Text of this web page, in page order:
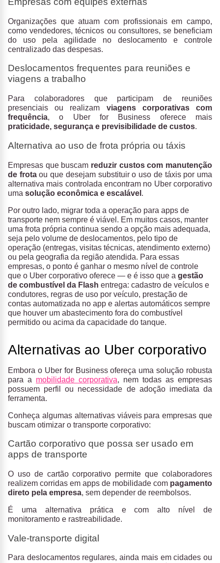
Organizações que atuam com profissionais em campo,
como vendedores, técnicos ou consultores, se beneficiam
do uso pela agilidade no deslocamento e controle
centralizado das despesas.
Deslocamentos frequentes para reuniões e
viagens a trabalho
Para colaboradores que participam de reuniões
presenciais ou realizam viagens corporativas com
frequência, o Uber for Business oferece mais
praticidade, segurança e previsibilidade de custos.
Alternativa ao uso de frota própria ou táxis
Empresas que buscam reduzir custos com manutenção
de frotaou que desejam substituir o uso de táxis por uma
alternativa mais controlada encontram no Uber corporativo
uma solução econômica e escalável .
Por outro lado, migrar toda a operação para apps de
transporte nem sempre é viável. Em muitos casos, manter
uma frota própria continua sendo a opção mais adequada,
seja pelo volume de deslocamentos, pelo tipo de
operação (entregas, visitas técnicas, atendimento externo)
ou pela geografia da região atendida. Para essas
empresas, o ponto é ganhar o mesmo nível de controle
que o Uber corporativo oferece — e é isso que a gestão
de combustível da Flash entrega: cadastro de veículos e
condutores, regras de uso por veículo, prestação de
contas automatizada no app e alertas automáticos sempre
que houver um abastecimento fora do combustível
permitido ou acima da capacidade do tanque.
Alternativas ao Uber corporativo
Embora o Uber for Business ofereça uma solução robusta
para a mobilidade corporativa, nem todas as empresas
possuem perfil ou necessidade de adoção imediata da
ferramenta.
Conheça algumas alternativas viáveis para empresas que
buscam otimizar o transporte corporativo:
Cartão corporativo que possa ser usado em
apps de transporte
O uso de cartão corporativo permite que colaboradores
realizem corridas em apps de mobilidade com pagamento
direto pela empresa, sem depender de reembolsos.
É uma alternativa prática e com alto nível de
monitoramento e rastreabilidade.
Vale-transporte digital
Para deslocamentos regulares, ainda mais em cidades ou